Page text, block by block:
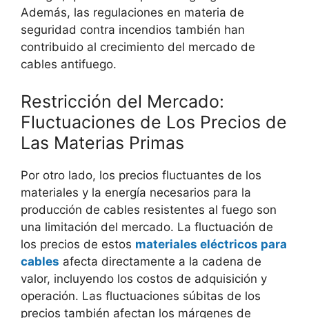
Además, las regulaciones en materia de
seguridad contra incendios también han
contribuido al crecimiento del mercado de
cables antifuego.
Restricción del Mercado:
Fluctuaciones de Los Precios de
Las Materias Primas
Por otro lado, los precios fluctuantes de los
materiales y la energía necesarios para la
producción de cables resistentes al fuego son
una limitación del mercado. La fluctuación de
los precios de estos materiales eléctricos para
cables afecta directamente a la cadena de
valor, incluyendo los costos de adquisición y
operación. Las fluctuaciones súbitas de los
precios también afectan los márgenes de